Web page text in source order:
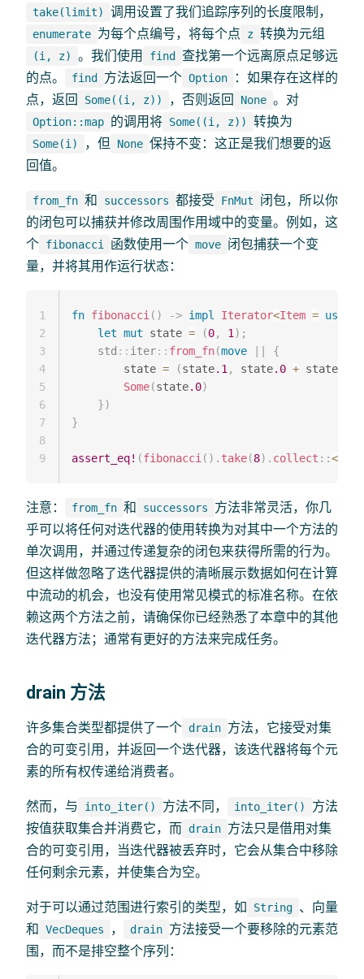
take(limit) 调用设置了我们追踪序列的长度限制，
enumerate 为每个点编号，将每个点 z 转换为元组
(i, z) 。我们使用 find
查找第一个远离原点足够远
的点。
find 方法返回一个 Option
：如果存在这样的
点，返回
Some((i, z)) ，否则返回 None 。对
Option::map 的调用将 Some((i, z)) 转换为
Some(i) ，但 None 保持不变：这正是我们想要的返
回值。
from_fn 和 successors 都接受 FnMut
闭包，所以你
的闭包可以捕获并修改周围作用域中的变量。例如，这
个 fibonacci 函数使用一个 move 闭包捕获一个变
量，并将其用作运行状态：
fn fibonacci ( ) -> impl Iterator<Item = usize
let mut state = (0, 1 ) ;
std :: iter:: from_fn(move
{
        state
= (state.1 , state.0 + state
Some(state.0)
})
}
assert_eq! (fibonacci ( ) . take(8) . collect ::<
1
2
3
4
5
6
7
8
9
注意： from_fn 和 successors
方法非常灵活，你几
乎可以将任何对迭代器的使用转换为对其中一个方法的
单次调用，并通过传递复杂的闭包来获得所需的行为。
但这样做忽略了迭代器提供的清晰展示数据如何在计算
中流动的机会，也没有使用常见模式的标准名称。在依
赖这两个方法之前，请确保你已经熟悉了本章中的其他
迭代器方法；通常有更好的方法来完成任务。
drain 方法
许多集合类型都提供了一个 drain 方法，它接受对集
合的可变引用，并返回一个迭代器，该迭代器将每个元
素的所有权传递给消费者。
然而，与 into_iter() 方法不同， into_iter()
方法
按值获取集合并消费它，而 drain 方法只是借用对集
合的可变引用，当迭代器被丢弃时，它会从集合中移除
任何剩余元素，并使集合为空。
对于可以通过范围进行索引的类型，如 String 、向量
和 VecDeques ， drain 方法接受一个要移除的元素范
围，而不是排空整个序列：